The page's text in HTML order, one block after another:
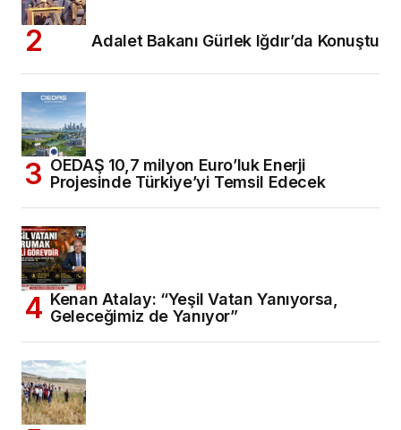
Adalet Bakanı Gürlek Iğdır’da Konuştu
OEDAŞ 10,7 milyon Euro’luk Enerji
Projesinde Türkiye’yi Temsil Edecek
Kenan Atalay: “Yeşil Vatan Yanıyorsa,
Geleceğimiz de Yanıyor”